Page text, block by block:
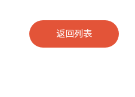
返回列表